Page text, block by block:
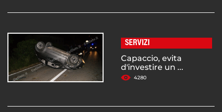
SERVIZI
Capaccio, evita
d'investire un ...
4280